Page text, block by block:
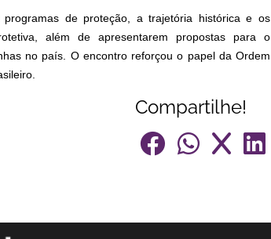
de proteção, a trajetória histórica e os
além de apresentarem propostas para o
no país. O encontro reforçou o papel da Ordem
Compartilhe!